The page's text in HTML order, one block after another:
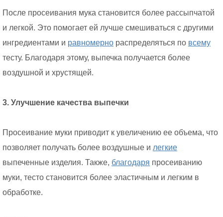
После просеивания мука становится более рассыпчатой
и легкой. Это помогает ей лучше смешиваться с другими
ингредиентами и равномерно распределяться по всему
тесту. Благодаря этому, выпечка получается более
воздушной и хрустящей.
3. Улучшение качества выпечки
Просеивание муки приводит к увеличению ее объема, что
позволяет получать более воздушные и легкие
выпеченные изделия. Также, благодаря просеиванию
муки, тесто становится более эластичным и легким в
обработке.